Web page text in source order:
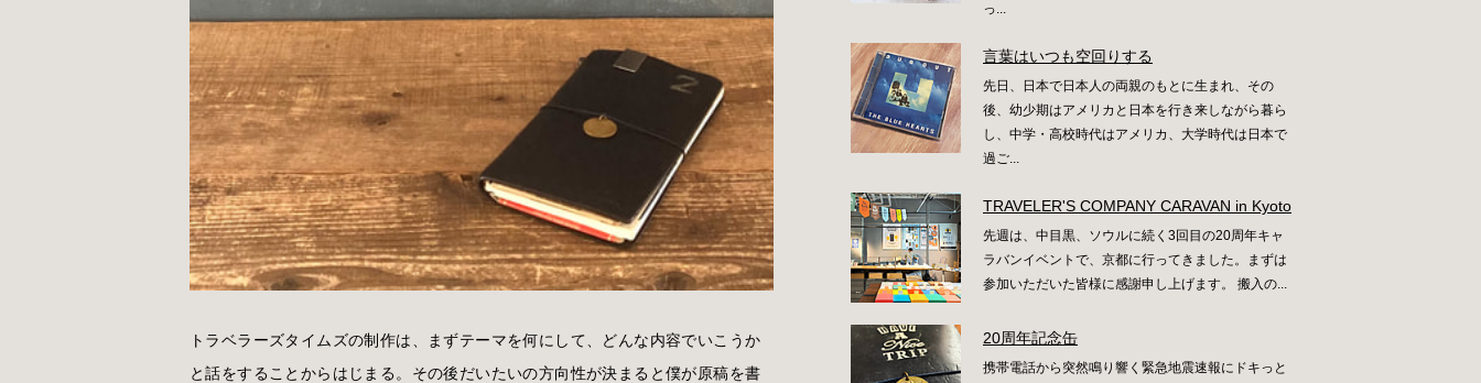
トラベラーズタイムズの制作は、まずテーマを何にして、どんな内容でいこうか
と話をすることからはじまる。その後だいたいの方向性が決まると僕が原稿を書
っ...
言葉はいつも空回りする
先日、日本で日本人の両親のもとに生まれ、その
後、幼少期はアメリカと日本を行き来しながら暮ら
し、中学・高校時代はアメリカ、大学時代は日本で
過ご...
TRAVELER'S COMPANY CARAVAN in Kyoto
先週は、中目黒、ソウルに続く3回目の20周年キャ
ラバンイベントで、京都に行ってきました。まずは
参加いただいた皆様に感謝申し上げます。 搬入の...
20周年記念缶
携帯電話から突然鳴り響く緊急地震速報にドキっと